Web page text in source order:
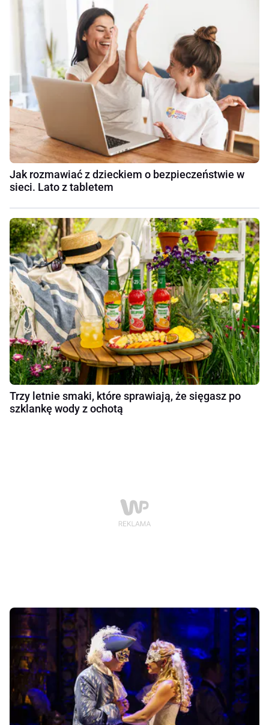
Jak rozmawiać z dzieckiem o bezpieczeństwie w
sieci. Lato z tabletem
Trzy letnie smaki, które sprawiają, że sięgasz po
szklankę wody z ochotą